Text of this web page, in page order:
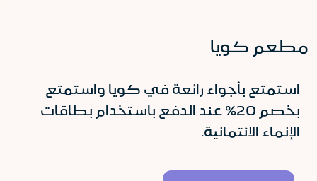
مطعم كويا
استمتع بأجواء رائعة في كويا واستمتع
بخصم 20% عند الدفع باستخدام بطاقات
الإنماء الائتمانية.